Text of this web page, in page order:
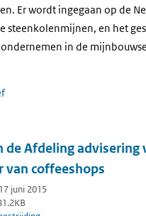
Er wordt ingegaan op de
steenkolenmijnen, en het
in de
de Afdeling advisering
van coffeeshops
juni 2015